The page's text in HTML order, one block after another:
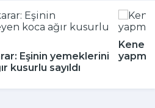
Eşinin yemeklerini
kusurlu sayıldı
Kene